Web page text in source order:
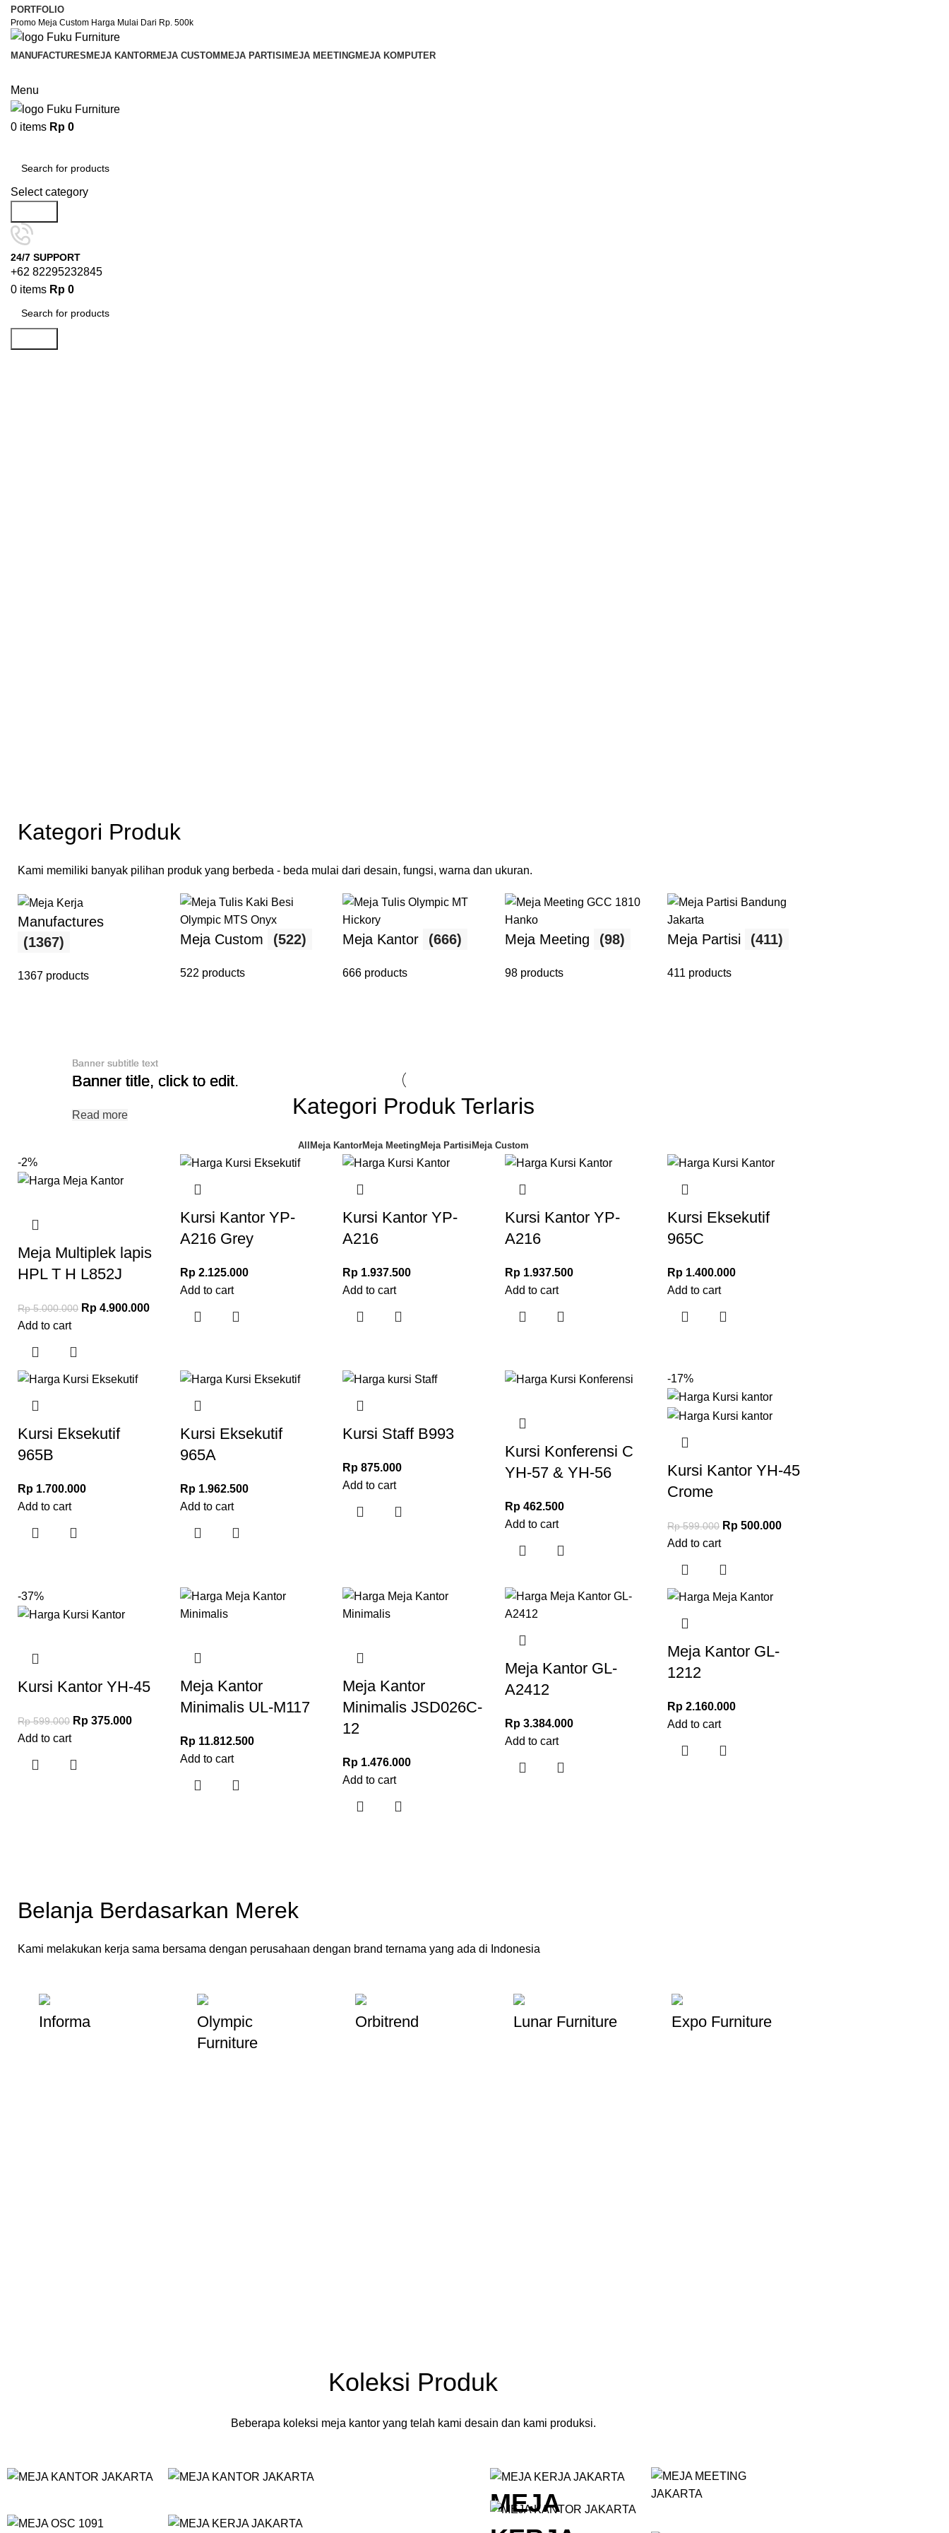
PORTFOLIO
Promo Meja Custom Harga Mulai Dari Rp. 500k
MANUFACTURES MEJA KANTORMEJA CUSTOM MEJA PARTISI MEJA MEETINGMEJA KOMPUTER
Menu
0 items Rp 0
Select category
24/7 SUPPORT
+62 82295232845
0 items Rp 0
Kategori Produk
Kami memiliki banyak pilihan produk yang berbeda - beda mulai dari desain, fungsi, warna dan ukuran.
Manufactures
(1367)
1367 products
Meja Custom (522)
522 products
Meja Kantor (666)
666 products
Meja Meeting (98)
98 products
Meja Partisi (411)
411 products
Banner subtitle text
Banner title, click to edit.
Read more
Banner subtitle text
Banner title, click to edit.
Read more
Banner subtitle text
Banner title, click to edit.
Read more Kategori Produk Terlaris
All Meja KantorMeja Meeting Meja Partisi Meja Custom
-2%
Meja Multiplek lapis
HPL T H L852J
Rp5.000.000 Rp 4.900.000
Add to cart
Kursi Kantor YP-
A216 Grey
Rp 2.125.000
Add to cart
Kursi Kantor YP-
A216
Rp 1.937.500
Add to cart
Kursi Kantor YP-
A216
Rp 1.937.500
Add to cart
Kursi Eksekutif
965C
Rp 1.400.000
Add to cart
Kursi Eksekutif
965B
Rp 1.700.000
Add to cart
Kursi Eksekutif
965A
Rp 1.962.500
Add to cart
Kursi Staff B993
Rp 875.000
Add to cart
Kursi Konferensi C
YH-57 & YH-56
Rp 462.500
Add to cart
-17%
Kursi Kantor YH-45
Crome
Rp599.000 Rp 500.000
Add to cart
-37%
Kursi Kantor YH-45
Rp599.000 Rp 375.000
Add to cart
Meja Kantor
Minimalis UL-M117
Rp 11.812.500
Add to cart
Meja Kantor
Minimalis JSD026C-
12
Rp 1.476.000
Add to cart
Meja Kantor GL-
A2412
Rp 3.384.000
Add to cart
Meja Kantor GL-
1212
Rp 2.160.000
Add to cart
Belanja Berdasarkan Merek
Kami melakukan kerja sama bersama dengan perusahaan dengan brand ternama yang ada di Indonesia
Informa
Olympic
Furniture
Orbitrend Lunar Furniture Expo Furniture
Koleksi Produk
Beberapa koleksi meja kantor yang telah kami desain dan kami produksi.
MEJA